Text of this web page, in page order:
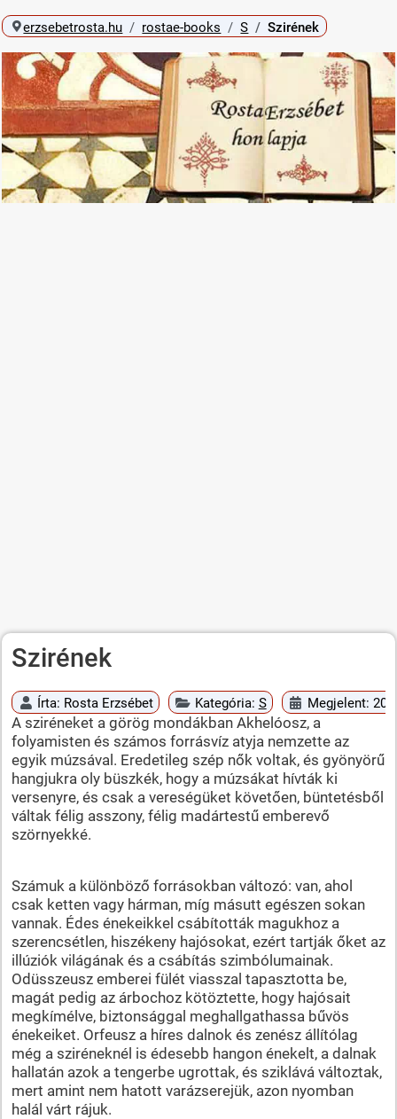
erzsebetrosta.hu rostae-books S Szirének
Szirének
Írta: Rosta Erzsébet Kategória: S Megjelent:
A sziréneket a görög mondákban Akhelóosz, a
folyamisten és számos forrásvíz atyja nemzette az
egyik múzsával. Eredetileg szép nők voltak, és gyönyörű
hangjukra oly büszkék, hogy a múzsákat hívták ki
versenyre, és csak a vereségüket követően, büntetésből
váltak félig asszony, félig madártestű emberevő
szörnyekké.
Számuk a különböző forrásokban változó: van, ahol
csak ketten vagy hárman, míg másutt egészen sokan
vannak. Édes énekeikkel csábították magukhoz a
szerencsétlen, hiszékeny hajósokat, ezért tartják őket az
illúziók világának és a csábítás szimbólumainak.
Odüsszeusz emberei fülét viasszal tapasztotta be,
magát pedig az árbochoz kötöztette, hogy hajósait
megkímélve, biztonsággal meghallgathassa bűvös
énekeiket. Orfeusz a híres dalnok és zenész állítólag
még a sziréneknél is édesebb hangon énekelt, a dalnak
hallatán azok a tengerbe ugrottak, és sziklává változtak,
mert amint nem hatott varázserejük, azon nyomban
halál várt rájuk.